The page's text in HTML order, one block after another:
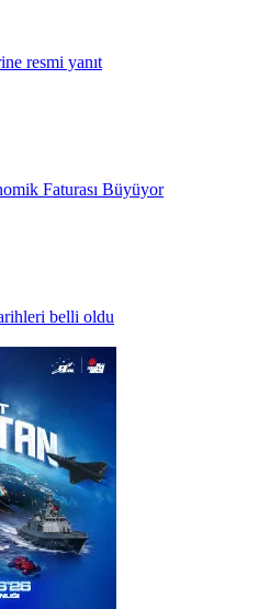
resmi yanıt
Faturası Büyüyor
belli oldu